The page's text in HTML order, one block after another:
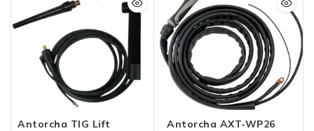
Antorcha TIG Lift
Antorcha AXT-WP26